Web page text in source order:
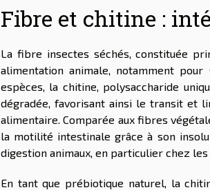
Fibre et chitine :
La fibre insectes séchés, constituée
alimentation animale, notamment
espèces, la chitine, polysaccharide
dégradée, favorisant ainsi le transit et
alimentaire. Comparée aux fibres
la motilité intestinale grâce à son
digestion animaux, en particulier chez
En tant que prébiotique naturel, la